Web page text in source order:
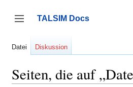
springen
Seitenleiste umschalten
TALSIM Docs
Datei Diskussion
Seiten, die auf